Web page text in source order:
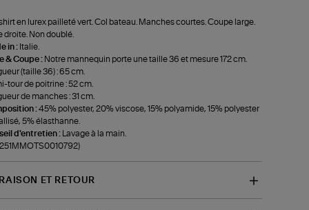
en lurex pailleté vert. Col bateau. Manches courtes. Coupe large.
droite. Non doublé.
in : Italie.
& Coupe : Notre mannequin porte une taille 36 et mesure 172 cm.
(taille 36) : 65 cm.
tour de poitrine : 52 cm.
de manches : 31 cm.
:45% polyester, 20% viscose, 15% polyamide, 15% polyester
5% élasthanne.
d'entretien :
Lavage à la main.
ET RETOUR